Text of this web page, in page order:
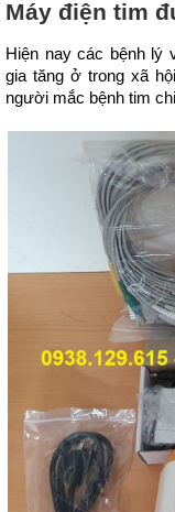
Máy điện tim
Hiện nay các bệnh lý
gia tăng ở trong xã
người mắc bệnh tim